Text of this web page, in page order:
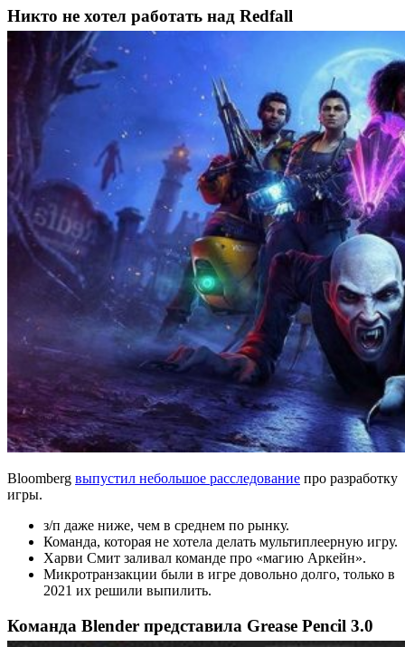
Никто не хотел работать над Redfall
Bloomberg выпустил небольшое расследование про разработку
игры.
з/п даже ниже, чем в среднем по рынку.
Команда, которая не хотела делать мультиплеерную игру.
Харви Смит заливал команде про «магию Аркейн».
Микротранзакции были в игре довольно долго, только в
2021 их решили выпилить.
Команда Blender представила Grease Pencil 3.0